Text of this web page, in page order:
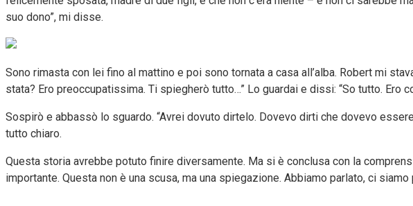
suo dono”, mi disse.
Sono rimasta con lei fino al mattino e poi sono tornata a casa all’alba. Robert mi
stata? Ero preoccupatissima. Ti spiegherò tutto…” Lo guardai e dissi: “So tutto. Ero
Sospirò e abbassò lo sguardo. “Avrei dovuto dirtelo. Dovevo dirti che dovevo
tutto chiaro.
Questa storia avrebbe potuto finire diversamente. Ma si è conclusa con la
importante. Questa non è una scusa, ma una spiegazione. Abbiamo parlato, ci